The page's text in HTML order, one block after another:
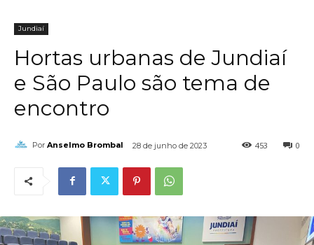
Jundiaí
Hortas urbanas de Jundiaí
e São Paulo são tema de
encontro
Por Anselmo Brombal 28 de junho de 2023 0
453